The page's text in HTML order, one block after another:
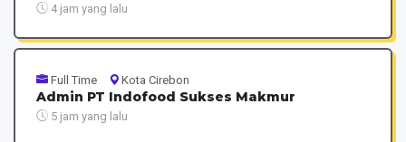
4 jam yang lalu
Full Time Kota Cirebon
Admin PT Indofood Sukses Makmur
5 jam yang lalu